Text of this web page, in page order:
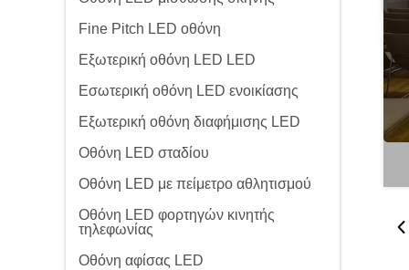
Fine Pitch LED οθόνη
Εξωτερική οθόνη LED LED
Εσωτερική οθόνη LED ενοικίασης
Εξωτερική οθόνη διαφήμισης LED
Οθόνη LED σταδίου
Οθόνη LED με πείμετρο αθλητισμού
Οθόνη LED φορτηγών κινητής
τηλεφωνίας
Οθόνη αφίσας LED